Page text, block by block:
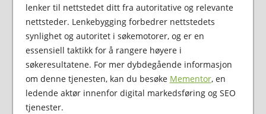
lenker til nettstedet ditt fra autoritative og relevante
nettsteder. Lenkebygging forbedrer nettstedets
synlighet og autoritet i søkemotorer, og er en
essensiell taktikk for å rangere høyere i
søkeresultatene. For mer dybdegående informasjon
om denne tjenesten, kan du besøke Mementor, en
ledende aktør innenfor digital markedsføring og SEO
tjenester.